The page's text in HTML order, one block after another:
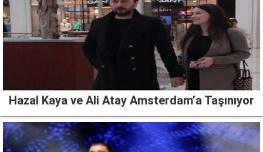
Hazal Kaya ve Ali Atay Amsterdam’a Taşınıyor